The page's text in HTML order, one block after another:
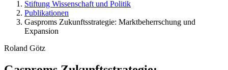
Stiftung Wissenschaft und Politik
Publikationen
Gasproms Zukunftsstrategie: Marktbeherrschung und
Expansion
Roland Götz